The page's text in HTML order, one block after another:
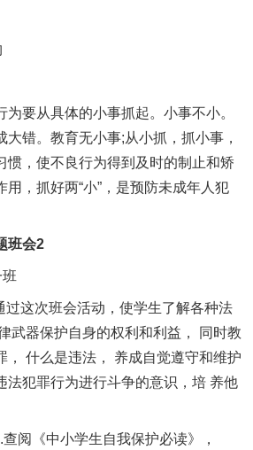
为要从具体的小事抓起。小事不小。
错。教育无小事;从小抓，抓小事，
惯，使不良行为得到及时的制止和矫
，抓好两“小”，是预防未成年人犯
班会2
过这次班会活动，使学生了解各种法
武器保护自身的权利和利益， 同时教
， 什么是违法， 养成自觉遵守和维护
法犯罪行为进行斗争的意识，培 养他
阅《中小学生自我保护必读》，